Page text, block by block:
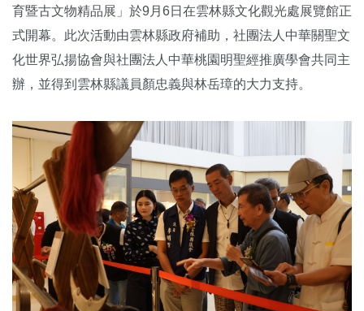
育暨古文物精品展」於9月6日在雲林縣文化觀光處展覽館正
式開幕。此次活動由雲林縣政府補助，社團法人中華關聖文
化世界弘揚協會與社團法人中華桃園明聖經推廣學會共同主
辦，並得到雲林縣議員顏忠義與林岳璋的大力支持。